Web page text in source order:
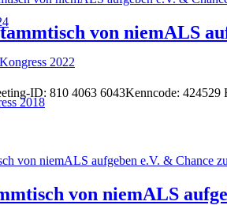
2022
2018
von niemALS
ID: 810 4063 6043Kenncode:
von niemALS